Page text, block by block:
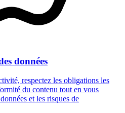
données
respectez les obligations les
du contenu tout en vous
et les risques de